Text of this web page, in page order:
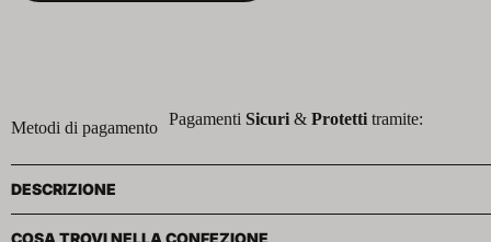
Pagamenti Sicuri & Protetti tramite:
Metodi di pagamento
DESCRIZIONE